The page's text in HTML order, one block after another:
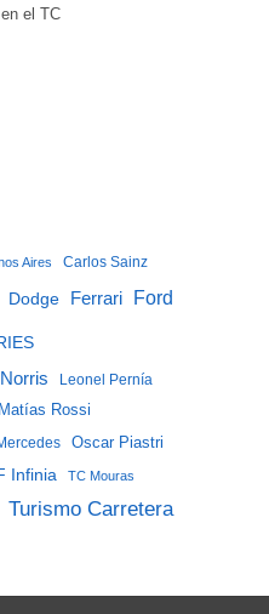
el TC
Aires Carlos Sainz
Dodge Ferrari Ford
Leonel Pernía
Matías Rossi
Oscar Piastri
Infinia TC Mouras
Turismo Carretera